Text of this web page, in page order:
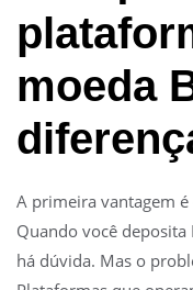
moeda
A primeira vantagem
Quando você deposita
há dúvida. Mas o